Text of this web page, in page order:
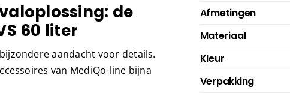
de
60 liter
aandacht voor details.
van MediQo-line bijna
Afmetingen
Materiaal
Kleur
Verpakking